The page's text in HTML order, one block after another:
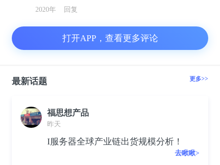
2020年 回复
打开APP，查看更多评论
最新话题 更多>>
福思想产品
昨天
I服务器全球产业链出货规模分析！
去瞅瞅>